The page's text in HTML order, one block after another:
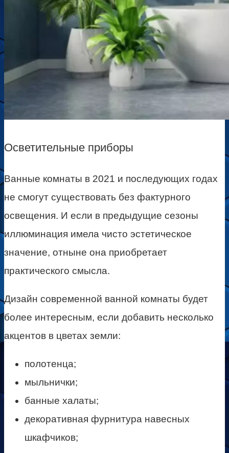
Осветительные приборы
Ванные комнаты в 2021 и последующих годах
не смогут существовать без фактурного
освещения. И если в предыдущие сезоны
иллюминация имела чисто эстетическое
значение, отныне она приобретает
практического смысла.
Дизайн современной ванной комнаты будет
более интересным, если добавить несколько
акцентов в цветах земли:
полотенца;
мыльнички;
банные халаты;
декоративная фурнитура навесных
шкафчиков;